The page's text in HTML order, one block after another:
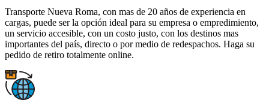
Transporte Nueva Roma, con mas de 20 años de experiencia en
cargas, puede ser la opción ideal para su empresa o empredimiento,
un servicio accesible, con un costo justo, con los destinos mas
importantes del país, directo o por medio de redespachos. Haga su
pedido de retiro totalmente online.